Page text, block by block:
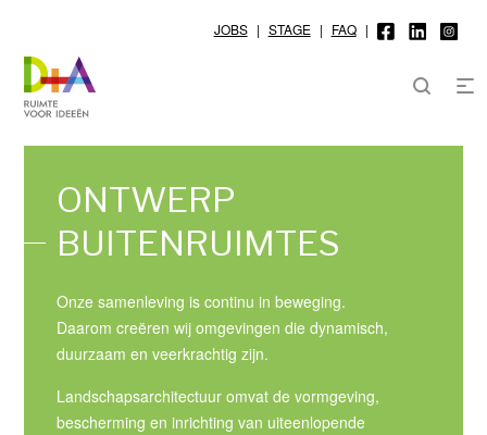
JOBS | STAGE | FAQ |
ONTWERP
BUITENRUIMTES
Onze samenleving is continu in beweging.
Daarom creëren wij omgevingen die dynamisch,
duurzaam en veerkrachtig zijn.
Landschapsarchitectuur omvat de vormgeving,
bescherming en inrichting van uiteenlopende